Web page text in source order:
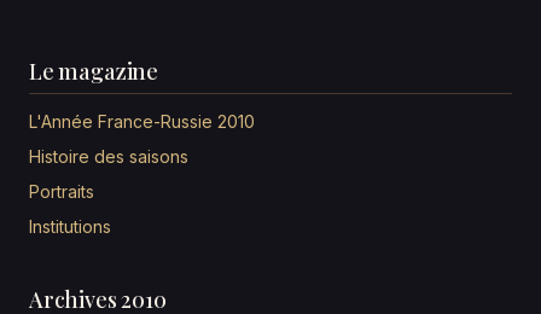
Le magazine
L'Année France-Russie 2010
Histoire des saisons
Portraits
Institutions
Archives 2010